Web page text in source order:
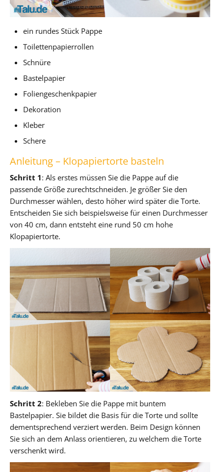
ein rundes Stück Pappe
Toilettenpapierrollen
Schnüre
Bastelpapier
Foliengeschenkpapier
Dekoration
Kleber
Schere
Anleitung – Klopapiertorte basteln
Schritt 1: Als erstes müssen Sie die Pappe auf die
passende Größe zurechtschneiden. Je größer Sie den
Durchmesser wählen, desto höher wird später die Torte.
Entscheiden Sie sich beispielsweise für einen Durchmesser
von 40 cm, dann entsteht eine rund 50 cm hohe
Klopapiertorte.
Schritt 2: Bekleben Sie die Pappe mit buntem
Bastelpapier. Sie bildet die Basis für die Torte und sollte
dementsprechend verziert werden. Beim Design können
Sie sich an dem Anlass orientieren, zu welchem die Torte
verschenkt wird.